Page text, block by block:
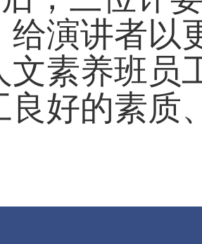
给演讲者以
文素养班员
良好的素质